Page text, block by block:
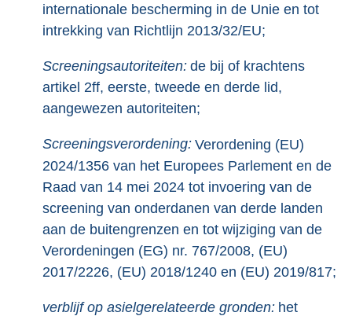
internationale bescherming in de Unie en tot
intrekking van Richtlijn 2013/32/EU;
Screeningsautoriteiten: de bij of krachtens
artikel 2ff, eerste, tweede en derde lid,
aangewezen autoriteiten;
Screeningsverordening: Verordening (EU)
2024/1356 van het Europees Parlement en de
Raad van 14 mei 2024 tot invoering van de
screening van onderdanen van derde landen
aan de buitengrenzen en tot wijziging van de
Verordeningen (EG) nr. 767/2008, (EU)
2017/2226, (EU) 2018/1240 en (EU) 2019/817;
verblijf op asielgerelateerde gronden: het